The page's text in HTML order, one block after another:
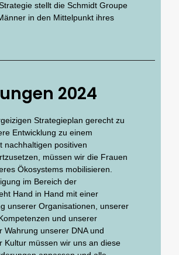
stellt die Schmidt Groupe
in den Mittelpunkt ihres
2024
Strategieplan gerecht zu
Entwicklung zu einem
nachhaltigen positiven
müssen wir die Frauen
Ökosystems mobilisieren.
im Bereich der
Hand in Hand mit einer
unserer Organisationen, unserer
und unserer
Wahrung unserer DNA und
Kultur müssen wir uns an diese